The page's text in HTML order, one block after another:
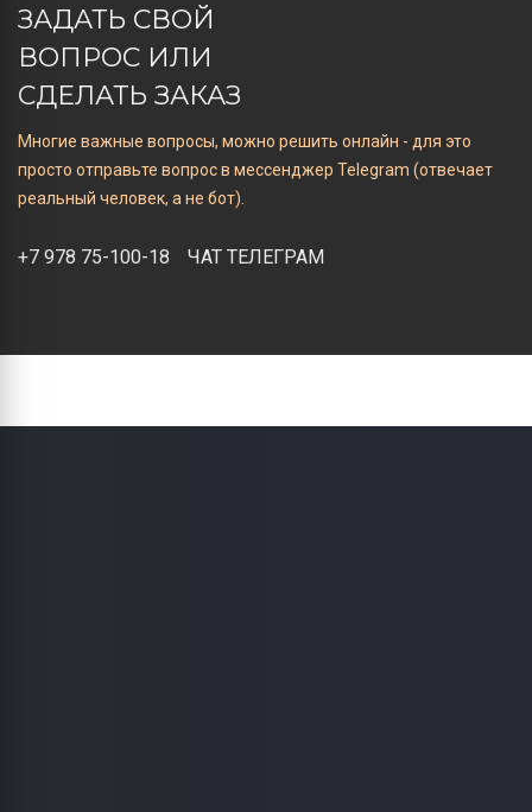
ЗАДАТЬ СВОЙ
ВОПРОС ИЛИ
СДЕЛАТЬ ЗАКАЗ
Многие важные вопросы, можно решить онлайн - для это
просто отправьте вопрос в мессенджер Telegram (отвечает
реальный человек, а не бот).
+7 978 75-100-18 ЧАТ ТЕЛЕГРАМ